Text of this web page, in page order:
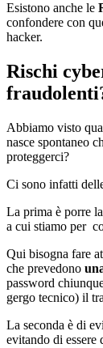
Esistono anche le
confondere con
hacker.
Rischi
Abbiamo visto
nasce spontaneo
proteggerci?
Ci sono infatti
La prima è porre
a cui stiamo per
Qui bisogna fare
che prevedono
password
gergo tecnico) il
La seconda è di
evitando di essere